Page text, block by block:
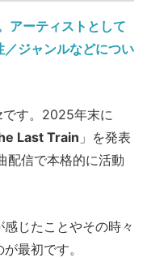
アーティストとして
ジャンルなどについ
す。2025年末に
Last Train 」を発表
配信で本格的に活動
じたことやその時々
最初です。